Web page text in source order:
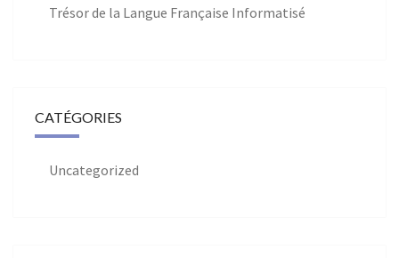
Trésor de la Langue Française Informatisé
CATÉGORIES
Uncategorized